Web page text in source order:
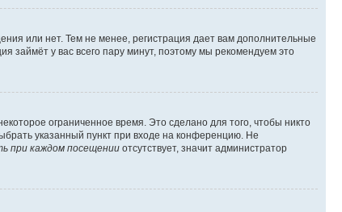
или нет. Тем не менее, регистрация дает вам дополнительные
займёт у вас всего пару минут, поэтому мы рекомендуем это
ограниченное время. Это сделано для того, чтобы никто
указанный пункт при входе на конференцию. Не
при каждом посещении отсутствует, значит администратор